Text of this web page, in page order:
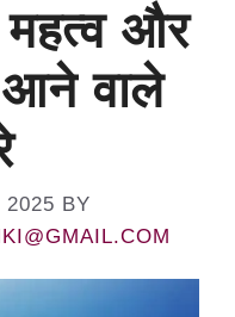
महत्व और
वाले
2025 BY